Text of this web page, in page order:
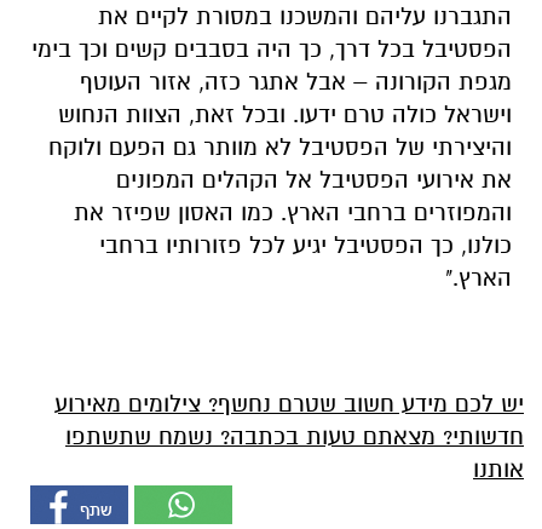
התגברנו עליהם והמשכנו במסורת לקיים את
הפסטיבל בכל דרך, כך היה בסבבים קשים וכך בימי
מגפת הקורונה – אבל אתגר כזה, אזור העוטף
וישראל כולה טרם ידעו. ובכל זאת, הצוות הנחוש
והיצירתי של הפסטיבל לא מוותר גם הפעם ולוקח
את אירועי הפסטיבל אל הקהלים המפונים
והמפוזרים ברחבי הארץ. כמו האסון שפיזר את
כולנו, כך הפסטיבל יגיע לכל פזורותיו ברחבי
הארץ."
יש לכם מידע חשוב שטרם נחשף? צילומים מאירוע
חדשותי? מצאתם טעות בכתבה? נשמח שתשתפו
אותנו